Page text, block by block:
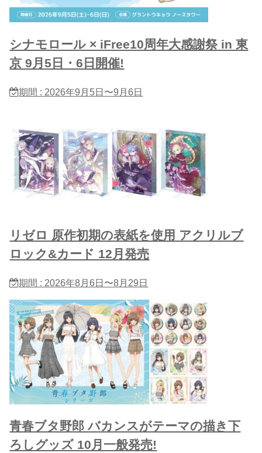
シナモロール × iFree10周年大感謝祭 in 東
京 9月5日・6日開催!
期間 : 2026年9月5日〜9月6日
リゼロ 原作初期の表紙を使用 アクリルブ
ロック&カード 12月発売
期間 : 2026年8月6日〜8月29日
青春ブタ野郎 バカンスがテーマの描き下
ろしグッズ 10月一般発売!